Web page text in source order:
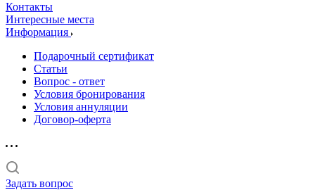
Контакты
Интересные места
Информация
Подарочный сертификат
Статьи
Вопрос - ответ
Условия бронирования
Условия аннуляции
Договор-оферта
Задать вопрос